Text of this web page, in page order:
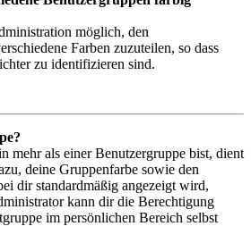
möglich, den
Farben zuzuteilen, so dass
zu identifizieren sind.
mehr als einer Benutzergruppe bist, dient
deine Gruppenfarbe sowie den
dir standardmäßig angezeigt wird,
kann dir die Berechtigung
im persönlichen Bereich selbst